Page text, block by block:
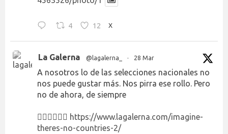
4 12 X
La Galerna @lagalerna_ · 28 Mar
A nosotros lo de las selecciones nacionales no
nos puede gustar más. Nos pirra ese rollo. Pero
no de ahora, de siempre
👉🏻👉🏻👉🏻 https://www.lagalerna.com/imagine-
theres-no-countries-2/